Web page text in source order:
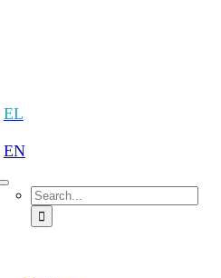
EL
EN
Search
for: